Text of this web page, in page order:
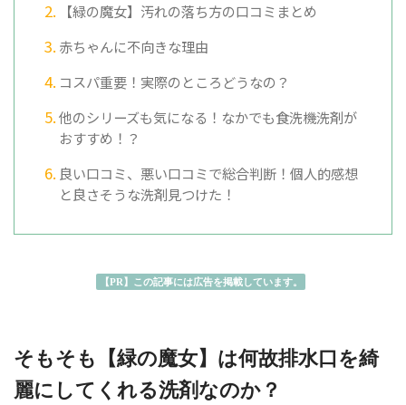
【緑の魔女】汚れの落ち方の口コミまとめ
赤ちゃんに不向きな理由
コスパ重要！実際のところどうなの？
他のシリーズも気になる！なかでも食洗機洗剤が
おすすめ！？
良い口コミ、悪い口コミで総合判断！個人的感想
と良さそうな洗剤見つけた！
【PR】この記事には広告を掲載しています。
そもそも【緑の魔女】は何故排水口を綺
麗にしてくれる洗剤なのか？